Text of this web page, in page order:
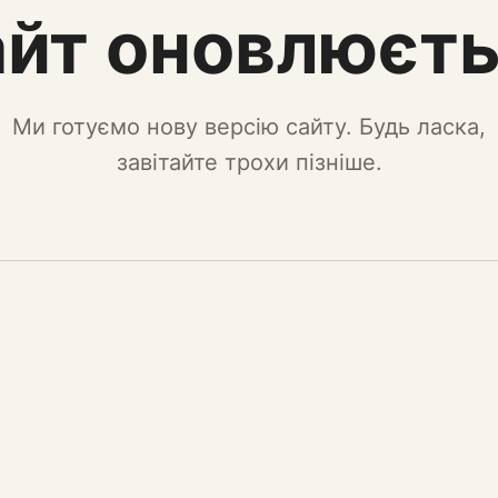
Ми готуємо нову версію сайту. Будь ласка,
завітайте трохи пізніше.